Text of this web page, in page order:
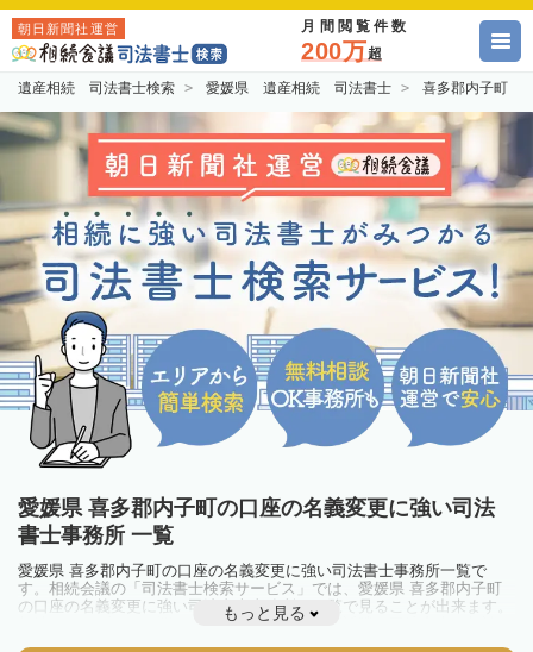
朝日新聞社運営 月間閲覧件数
200万超
遺産相続 司法書士検索 愛媛県 遺産相続 司法書士 喜多郡内子町
愛媛県 喜多郡内子町の口座の名義変更に強い司法
書士事務所 一覧
愛媛県 喜多郡内子町の口座の名義変更に強い司法書士事務所一覧で
す。相続会議の「司法書士検索サービス」では、愛媛県 喜多郡内子町
の口座の名義変更に強い司法書士事務所を一覧で見ることが出来ます。
相続のトラブルやお悩みを抱えている方は一度近隣の司法書士に相談し
もっと見る